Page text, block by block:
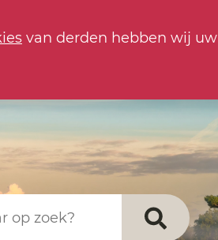
van derden hebben wij uw
zoek?